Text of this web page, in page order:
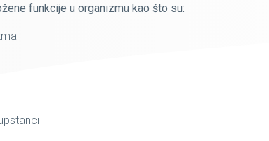
funkcije u organizmu kao što su: